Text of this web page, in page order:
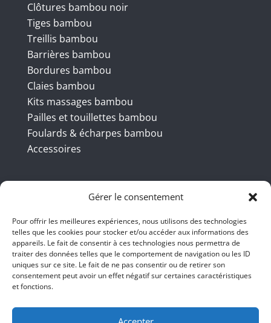
Gérer le consentement
Pour offrir les meilleures expériences, nous utilisons des technologies
telles que les cookies pour stocker et/ou accéder aux informations des
appareils. Le fait de consentir à ces technologies nous permettra de
traiter des données telles que le comportement de navigation ou les ID
uniques sur ce site. Le fait de ne pas consentir ou de retirer son
consentement peut avoir un effet négatif sur certaines caractéristiques
et fonctions.
Clôtures bambou noir
Tiges bambou
Treillis bambou
Barrières bambou
Bordures bambou
Claies bambou
Kits massages bambou
Pailles et touillettes bambou
Foulards & écharpes bambou
Accessoires
Coordonnées
BBB INT LTD – RUE DU BAMBOU.COM
145 rue de la République 95100
Argenteuil
bienvenue@ruedubambou.com